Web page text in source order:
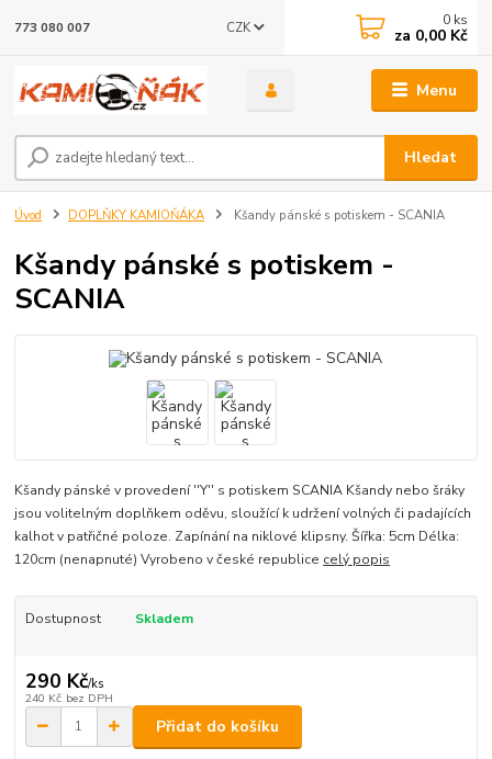
Menu
CZK
Hledat
773 080 007 0 ks
za 0,00 Kč
Úvod DOPLŇKY KAMIOŇÁKA Kšandy pánské s potiskem - SCANIA
Kšandy pánské s potiskem -
SCANIA
Kšandy pánské v provedení ''Y'' s potiskem SCANIA Kšandy nebo šráky
jsou volitelným doplňkem oděvu, sloužící k udržení volných či padajících
kalhot v patřičné poloze. Zapínání na niklové klipsny. Šířka: 5cm Délka:
120cm (nenapnuté) Vyrobeno v české republice celý popis
Dostupnost Skladem
290 Kč/ks
240 Kč bez DPH
Přidat do košíku